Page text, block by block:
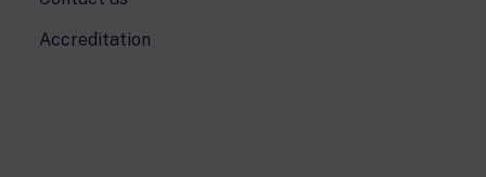
Rai Scuola
Accreditation